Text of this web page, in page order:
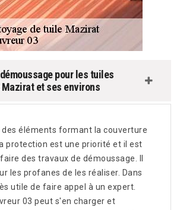
pour les tuiles
et ses environs
des éléments formant la couverture
protection est une priorité et il est
des travaux de démoussage. Il
les profanes de les réaliser. Dans
utile de faire appel à un expert.
03 peut s'en charger et